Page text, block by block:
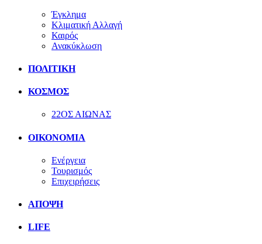
Έγκλημα
Κλιματική Αλλαγή
Καιρός
Ανακύκλωση
ΠΟΛΙΤΙΚΗ
ΚΟΣΜΟΣ
22ΟΣ ΑΙΩΝΑΣ
ΟΙΚΟΝΟΜΙΑ
Ενέργεια
Τουρισμός
Επιχειρήσεις
ΑΠΟΨΗ
LIFE